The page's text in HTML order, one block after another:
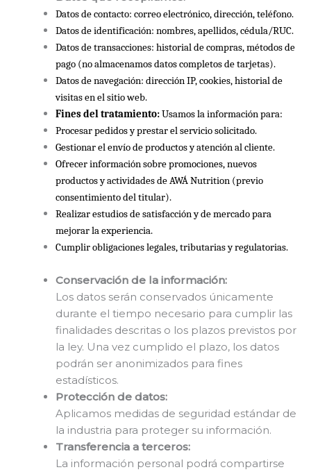
Datos de contacto: correo electrónico, dirección, teléfono.
Datos de identificación: nombres, apellidos, cédula/RUC.
Datos de transacciones: historial de compras, métodos de
pago (no almacenamos datos completos de tarjetas).
Datos de navegación: dirección IP, cookies, historial de
visitas en el sitio web.
Fines del tratamiento:Usamos la información para:
Procesar pedidos y prestar el servicio solicitado.
Gestionar el envío de productos y atención al cliente.
Ofrecer información sobre promociones, nuevos
productos y actividades de AWÁ Nutrition (previo
consentimiento del titular).
Realizar estudios de satisfacción y de mercado para
mejorar la experiencia.
Cumplir obligaciones legales, tributarias y regulatorias.
Conservación de la información:
Los datos serán conservados únicamente
durante el tiempo necesario para cumplir las
finalidades descritas o los plazos previstos por
la ley. Una vez cumplido el plazo, los datos
podrán ser anonimizados para fines
estadísticos.
Protección de datos:
Aplicamos medidas de seguridad estándar de
la industria para proteger su información.
Transferencia a terceros:
La información personal podrá compartirse